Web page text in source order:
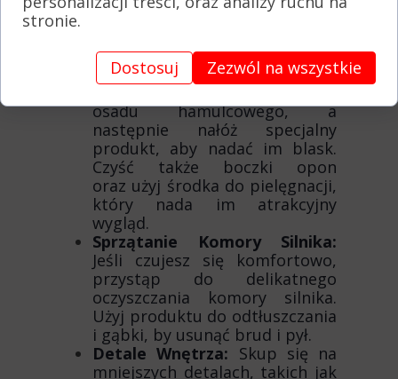
musiał używać często
Dbanie o Felgi i
Opony:Podczas mycia auta
osadu hamulcowego, a
następnie nałóż specjalny
produkt, aby nadać im blask.
Czyść także boczki opon
oraz użyj środka do pielęgnacji,
który nada im atrakcyjny
wygląd.
Sprzątanie Komory Silnika:
Jeśli czujesz się komfortowo,
przystąp do delikatnego
oczyszczania komory silnika.
Użyj produktu do odtłuszczania
i gąbki, by usunąć brud i pył.
Detale Wnętrza: Skup się na
mniejszych detalach, takich jak
stronie.
Dostosuj Zezwól na wszystkie